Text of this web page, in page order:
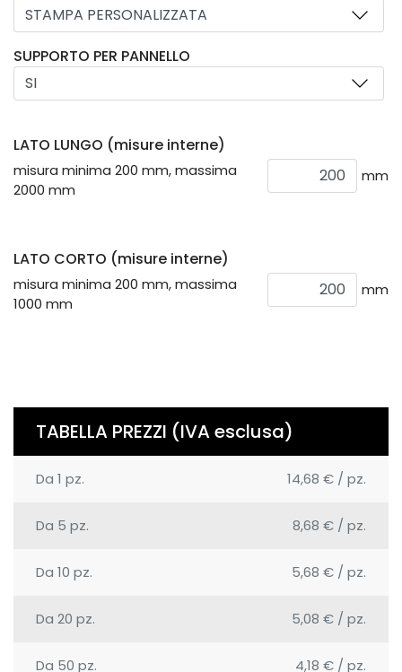
SUPPORTO PER PANNELLO
LATO LUNGO (misure interne)
misura minima 200 mm, massima
2000 mm
mm
LATO CORTO (misure interne)
misura minima 200 mm, massima
1000 mm
mm
TABELLA PREZZI (IVA esclusa)
Da 1 pz. 14,68 € / pz.
Da 5 pz. 8,68 € / pz.
Da 10 pz. 5,68 € / pz.
Da 20 pz. 5,08 € / pz.
Da 50 pz. 4,18 € / pz.